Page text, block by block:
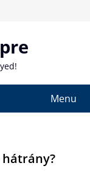
Menu
hátrány?